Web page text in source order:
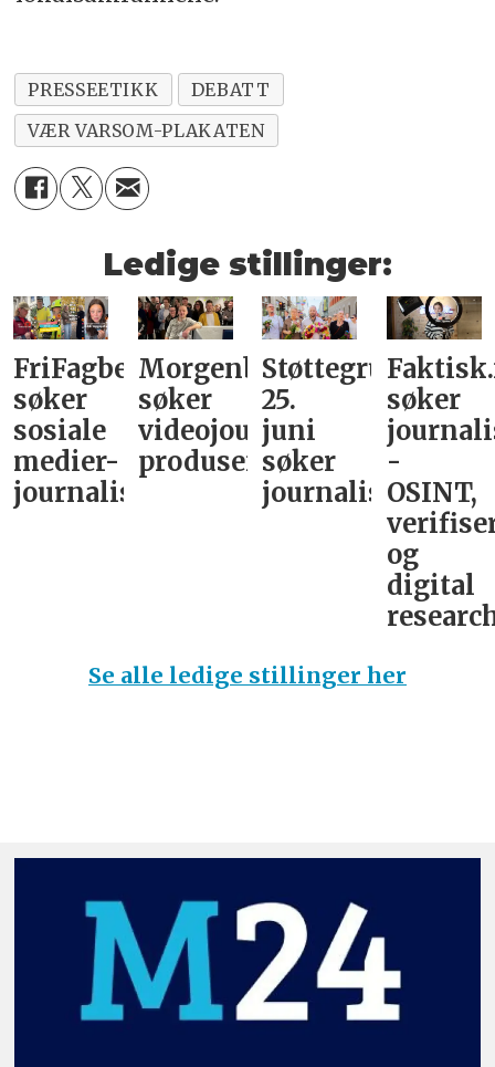
PRESSEETIKK
DEBATT
VÆR VARSOM-PLAKATEN
Ledige stillinger:
FriFagbevegelse
søker
sosiale
medier-
journalist
Morgenbladet
søker
videojournalist/podkast-
produsent
Støttegruppa
25.
juni
søker
journalist
søker
-
OSINT,
og
digital
Se alle ledige stillinger her